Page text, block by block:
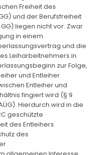
Freiheit des
und der Berufsfreiheit
liegen nicht vor. Zwar
in einem
und die
Leiharbeitnehmers in
zur Folge,
und Entleiher
Entleiher und
fingiert wird (§ 9
AÜG). Hierdurch wird in die
geschützte
des Entleihers
des